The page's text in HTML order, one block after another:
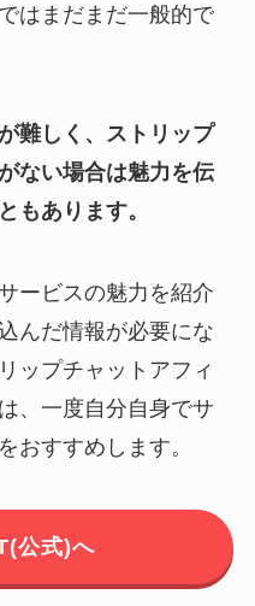
はまだまだ一般的で
難しく、ストリップ
ない場合は魅力を伝
もあります。
ービスの魅力を紹介
んだ情報が必要にな
ップチャットアフィ
、一度自分自身でサ
おすすめします。
公式)へ